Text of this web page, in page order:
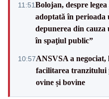
11:51Bolojan, despre
adoptată în perioada
depunerea din
în spaţiul public”
10:57ANSVSA a
facilitarea tranzitului
ovine și bovine